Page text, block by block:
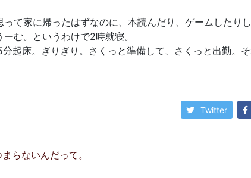
って家に帰ったはずなのに、本読んだり、ゲームしたり
む。というわけで2時就寝。
起床。ぎりぎり。さくっと準備して、さくっと出勤。
Twitter
ゲーション
らないんだって。